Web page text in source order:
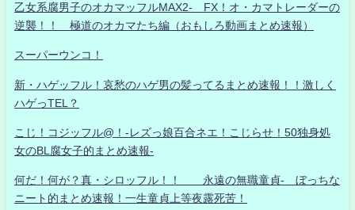
乙女系腐男子のオカマッフルMAX2- FX！オ・カマトレーダーの
逆襲！！ 極道のオカマたち編（おもしろ動画まとめ速報）
スーパーウンコ！
新・ハゲッフル！哀愁のハゲ男の髪ってるまとめ速報！！激しく
ハゲっTEL？
こじ！コジッフル@！-レズっ娘百合ネエ！こじらせ！50独身処
女のBL腐女子的まとめ速報-
何だ！何が？真・シロッフル！！ 永遠の無職童貞- ぼっちな
ニート的まとめ速報！一生童貞上等夜露死苦！